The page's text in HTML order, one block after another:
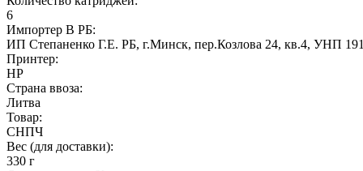
6
Импортер В РБ:
ИП Степаненко Г.Е. РБ, г.Минск, пер.Козлова 24, кв.4, УНП
Принтер:
HP
Страна ввоза:
Литва
Товар:
СНПЧ
Вес (для доставки):
330 г